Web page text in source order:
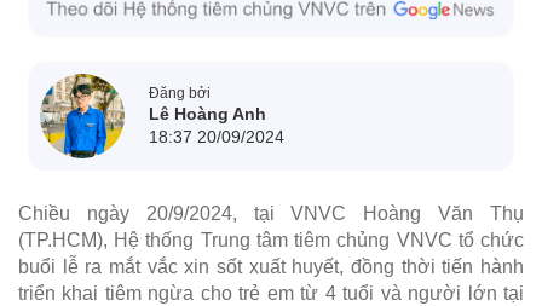
Đăng bởi
Lê Hoàng Anh
18:37 20/09/2024
Chiều ngày 20/9/2024, tại VNVC Hoàng Văn Thụ
(TP.HCM), Hệ thống Trung tâm tiêm chủng VNVC tổ chức
buổi lễ ra mắt vắc xin sốt xuất huyết, đồng thời tiến hành
triển khai tiêm ngừa cho trẻ em từ 4 tuổi và người lớn tại